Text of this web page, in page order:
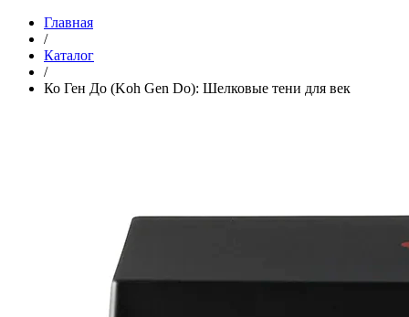
Главная
/
Каталог
/
Ко Ген До (Koh Gen Do): Шелковые тени для век